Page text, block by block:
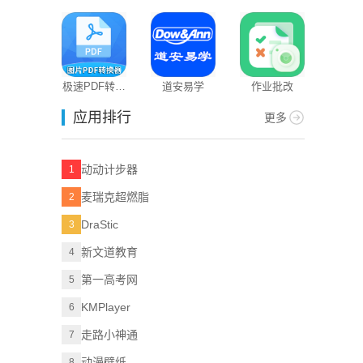
题狗
极速PDF转换
道安易学 作业批改
应用排行 更多
1 动动计步器
2 麦瑞克超燃脂
3 DraStic
4 新文道教育
5 第一高考网
6 KMPlayer
7 走路小神通